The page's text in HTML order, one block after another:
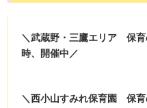
＼武蔵野・三鷹エリア 保育
時、開催中／
＼西小山すみれ保育園 保育